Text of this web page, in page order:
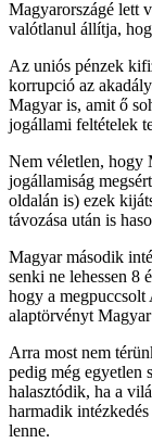
Magyarországé lett
valótlanul állítja,
Az uniós pénzek
korrupció az
Magyar is, amit ő
jogállami feltételek
Nem véletlen, hogy
jogállamiság
oldalán is) ezek
távozása után is
Magyar második
senki ne lehessen 8
hogy a
alaptörvényt
Arra most nem
pedig még egyetlen
halasztódik, ha a
harmadik
lenne.